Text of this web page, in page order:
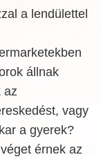
a lendülettel
állnak
az
vagy
a gyerek?
érnek az